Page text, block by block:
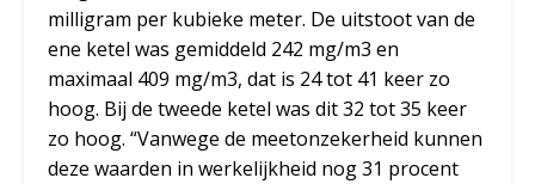
milligram per kubieke meter. De uitstoot van de
ene ketel was gemiddeld 242 mg/m3 en
maximaal 409 mg/m3, dat is 24 tot 41 keer zo
hoog. Bij de tweede ketel was dit 32 tot 35 keer
zo hoog. “Vanwege de meetonzekerheid kunnen
deze waarden in werkelijkheid nog 31 procent